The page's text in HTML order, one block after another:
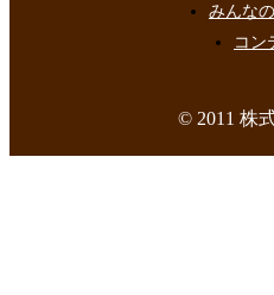
みんな
コン
© 2011 株